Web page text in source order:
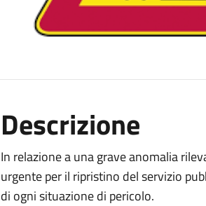
Descrizione
In relazione a una grave anomalia
urgente per il ripristino del servizio
di ogni situazione di pericolo.